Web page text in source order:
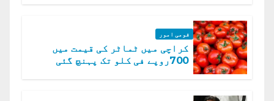
قومی امور
کراچی میں ٹماٹر کی قیمت میں
700روپے فی کلو تک پہنچ گئی